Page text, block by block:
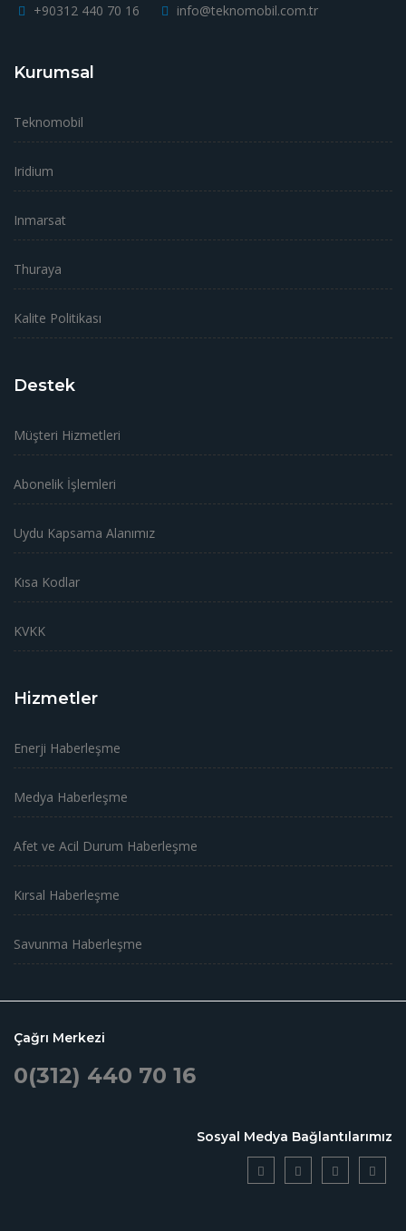
+90312 440 70 16
info@teknomobil.com.tr
Kurumsal
Teknomobil
Iridium
Inmarsat
Thuraya
Kalite Politikası
Destek
Müşteri Hizmetleri
Abonelik İşlemleri
Uydu Kapsama Alanımız
Kısa Kodlar
KVKK
Hizmetler
Enerji Haberleşme
Medya Haberleşme
Afet ve Acil Durum Haberleşme
Kırsal Haberleşme
Savunma Haberleşme
Çağrı Merkezi
0(312) 440 70 16
Sosyal Medya Bağlantılarımız